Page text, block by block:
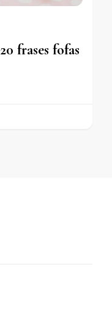
frases fofas